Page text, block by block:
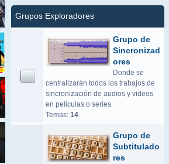
Grupos Exploradores
Grupo de
Sincronizad
ores
Donde se
centralizarán todos los trabajos de
sincronización de audios y videos
en películas o series.
Temas: 14
Grupo de
Subtitulado
res